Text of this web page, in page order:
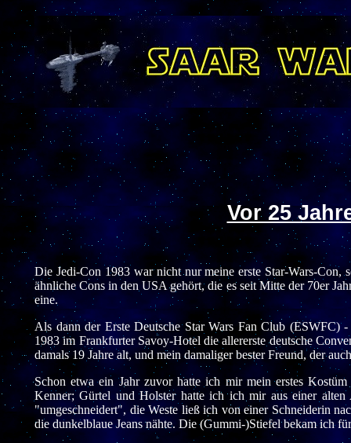
Vor 25
Die Jedi-Con 1983 war nicht nur meine erste Star-Wars-
ähnliche Cons in den USA gehört, die es seit Mitte der 70er
eine.
Als dann der Erste Deutsche Star Wars Fan Club (ESWFC)
1983 im Frankfurter Savoy-Hotel die allererste deutsche
damals 19 Jahre alt, und mein damaliger bester Freund, der
Schon etwa ein Jahr zuvor hatte ich mir mein erstes
Kenner; Gürtel und Holster hatte ich ich mir aus einer alten
"umgeschneidert", die Weste ließ ich von einer Schneiderin
die dunkelblaue Jeans nähte. Die (Gummi-)Stiefel bekam ich